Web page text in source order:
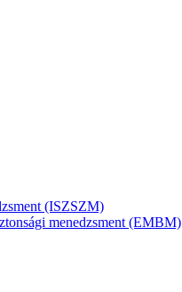
(ISZSZM)
menedzsment (EMBM)